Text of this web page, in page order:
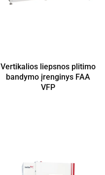
Vertikalios liepsnos plitimo
bandymo įrenginys FAA
VFP